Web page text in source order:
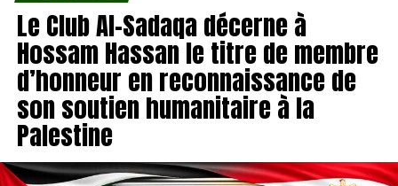
Le Club Al-Sadaqa décerne à
Hossam Hassan le titre de membre
d’honneur en reconnaissance de
son soutien humanitaire à la
Palestine